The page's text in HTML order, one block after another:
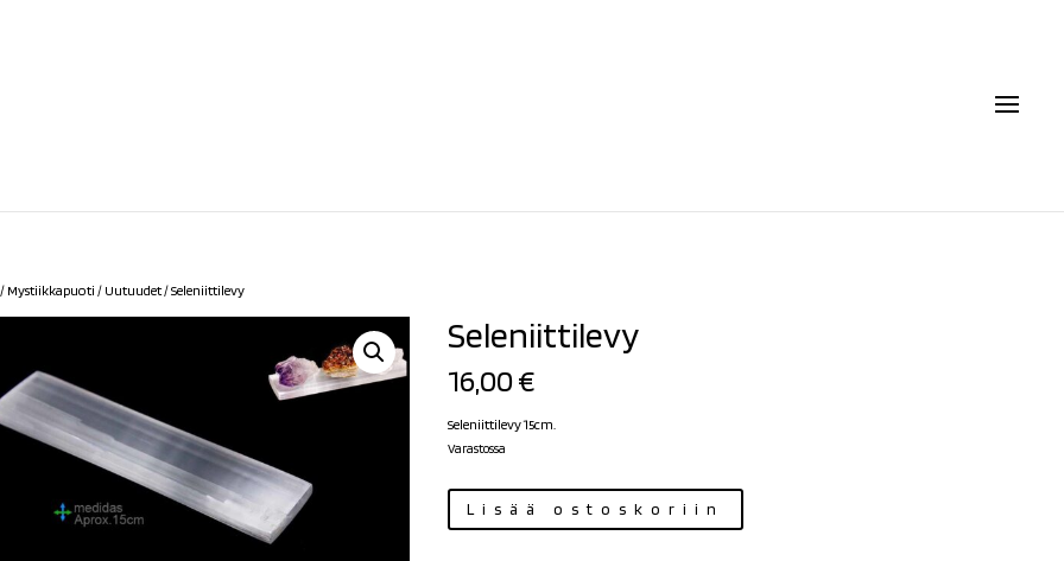
/ Mystiikkapuoti / Uutuudet/ Seleniittilevy
Seleniittilevy
16,00€
Seleniittilevy 15cm.
Varastossa
määrä
Lisää ostoskoriin